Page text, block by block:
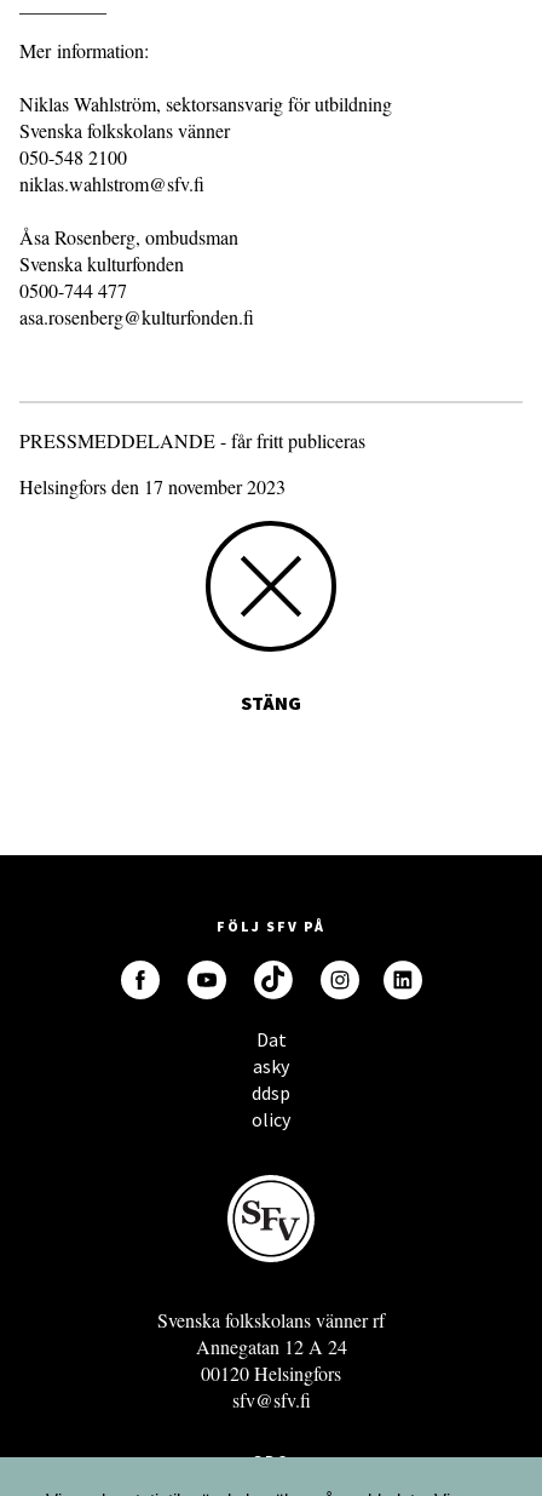
Mer information:
Niklas Wahlström, sektorsansvarig för utbildning
Svenska folkskolans vänner
050-548 2100
niklas.wahlstrom@sfv.fi
Åsa Rosenberg, ombudsman
Svenska kulturfonden
0500-744 477
asa.rosenberg@kulturfonden.fi
PRESSMEDDELANDE - får fritt publiceras
Helsingfors den 17 november 2023
STÄNG
FÖLJ SFV PÅ
Dat
asky
ddsp
olicy
Svenska folkskolans vänner rf
Annegatan 12 A 24
00120 Helsingfors
sfv@sfv.fi
GRO